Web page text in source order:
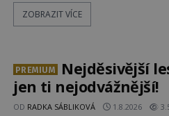
podivné jevy. Zatímco historici většinou hledají
svědectví po celé
se svědectví ud
ZOBRAZIT VÍCE
PREMIUM
Nejděsivější lesy
jen ti nejodvážnější!
OD RADKA SÁBLIKOVÁ 1.8.2026